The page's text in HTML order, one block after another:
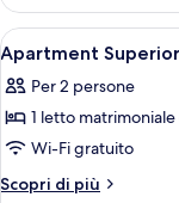
Apri
tutte
le
foto
per
Apartment
11
Apartment Superior
Per 2 persone
1 letto
Wi-Fi gratuito
Scopri di più
Altri